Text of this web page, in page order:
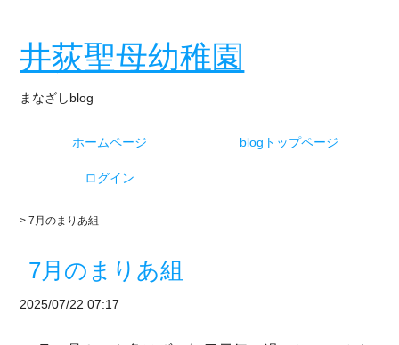
井荻聖母幼稚園
まなざしblog
ホームページ blogトップページ
ログイン
> 7月のまりあ組
7月のまりあ組
2025/07/22 07:17